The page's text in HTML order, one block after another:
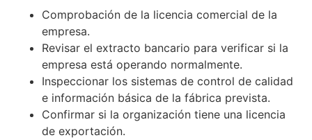
Comprobación de la licencia comercial de la
empresa.
Revisar el extracto bancario para verificar si la
empresa está operando normalmente.
Inspeccionar los sistemas de control de calidad
e información básica de la fábrica prevista.
Confirmar si la organización tiene una licencia
de exportación.